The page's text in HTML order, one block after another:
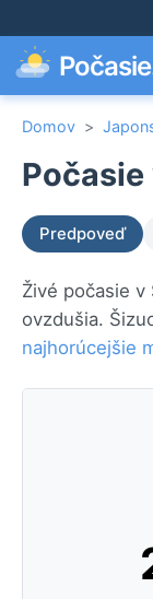
Domov >
Predpoveď
Živé počasie
ovzdušia.
najhorúcejšie